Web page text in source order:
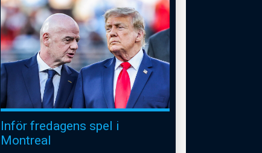
Inför fredagens spel i
Montreal